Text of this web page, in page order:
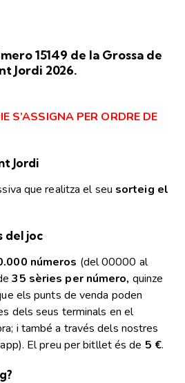
15149 de la Grossa de
Jordi 2026.
S’ASSIGNA PER ORDRE DE
Jordi
que realitza el seu sorteig el
del joc
números (del 00000 al
35 sèries per número, quinze
els punts de venda poden
dels seus terminals en el
i també a través dels nostres
El preu per bitllet és de 5 €.